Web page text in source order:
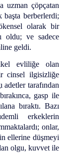
uzman çöpçatan
başta berberlerdi;
olarak bir
oldu; ve sadece
geldi.
evliliğe olan
cinsel ilgisizliğe
adetler tarafından
gasp ile
bıraktı. Bazı
erkeklerin
onlar,
ellerine düşmeyi
olgu, kuvvet ile